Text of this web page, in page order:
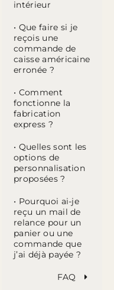
intérieur
• Que faire si je
reçois une
commande de
caisse américaine
erronée ?
• Comment
fonctionne la
fabrication
express ?
• Quelles sont les
options de
personnalisation
proposées ?
• Pourquoi ai-je
reçu un mail de
relance pour un
panier ou une
commande que
j’ai déjà payée ?
FAQ